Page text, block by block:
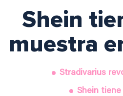
Shein
muestra
Stradivarius
Shein